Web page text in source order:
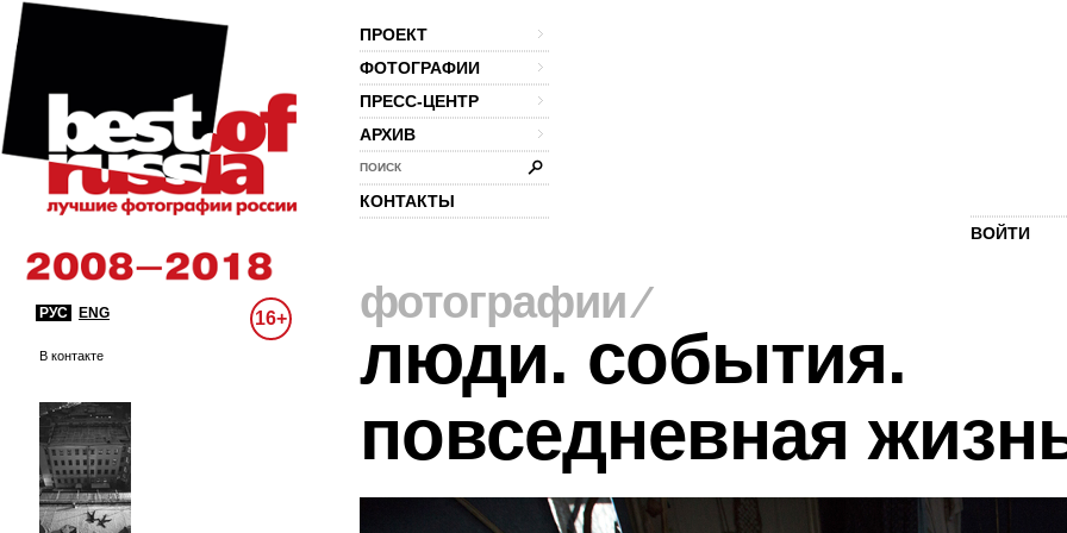
ПРОЕКТ
ФОТОГРАФИИ
ПРЕСС-ЦЕНТР
АРХИВ
ПОИСК
КОНТАКТЫ
ВОЙТИ
РУС ENG 16+
В контакте
фотографии⁄
люди. события.
повседневная